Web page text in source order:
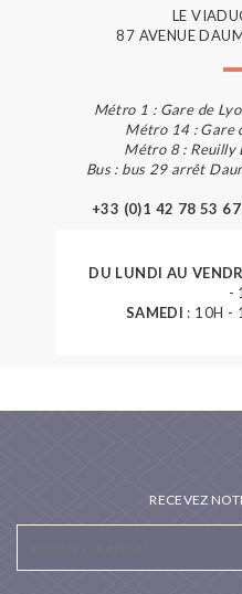
LE
87 AVENUE
Métro 1 : Gare de
Métro 14 : Gare
Métro 8 : Reuilly
Bus : bus 29 arrêt
+33 (0)1 42 78 53
DU LUNDI AU
-
SAMEDI : 10H -
RECEVEZ